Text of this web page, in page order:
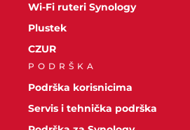
Wi-Fi ruteri Synology
Plustek
CZUR
PODRŠKA
Podrška korisnicima
Servis i tehnička podrška